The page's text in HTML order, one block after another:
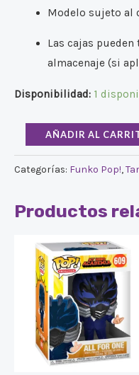
Modelo sujeto al
Las cajas
almacenaje (si
Disponibilidad: 1
AÑADIR AL
Categorías: Funko Pop!,
Productos